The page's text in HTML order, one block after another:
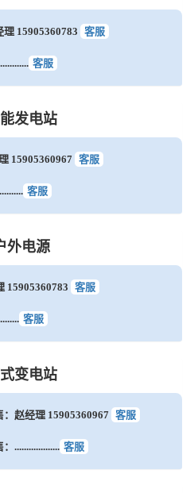
15905360783 客服
客服
发电站
15905360967 客服
客服
外电源
15905360783 客服
客服
变电站
：赵经理 15905360967 客服
................... 客服